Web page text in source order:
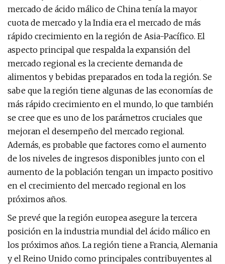
mercado de ácido málico de China tenía la mayor
cuota de mercado y la India era el mercado de más
rápido crecimiento en la región de Asia-Pacífico. El
aspecto principal que respalda la expansión del
mercado regional es la creciente demanda de
alimentos y bebidas preparados en toda la región. Se
sabe que la región tiene algunas de las economías de
más rápido crecimiento en el mundo, lo que también
se cree que es uno de los parámetros cruciales que
mejoran el desempeño del mercado regional.
Además, es probable que factores como el aumento
de los niveles de ingresos disponibles junto con el
aumento de la población tengan un impacto positivo
en el crecimiento del mercado regional en los
próximos años.
Se prevé que la región europea asegure la tercera
posición en la industria mundial del ácido málico en
los próximos años. La región tiene a Francia, Alemania
y el Reino Unido como principales contribuyentes al